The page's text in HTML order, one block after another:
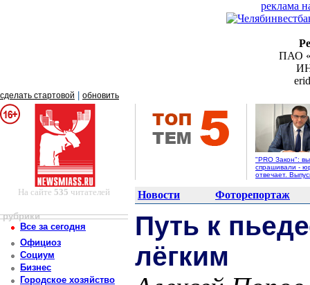
реклама
ПАО
сделать стартовой обновить
"PRO Закон": вы
спрашивали -
отвечает.
На сайте 535 читателей Новости Фоторепортаж
рубрики
Все за сегодня
Официоз
Социум
Бизнес
Городское хозяйство
Путь к
лёгким